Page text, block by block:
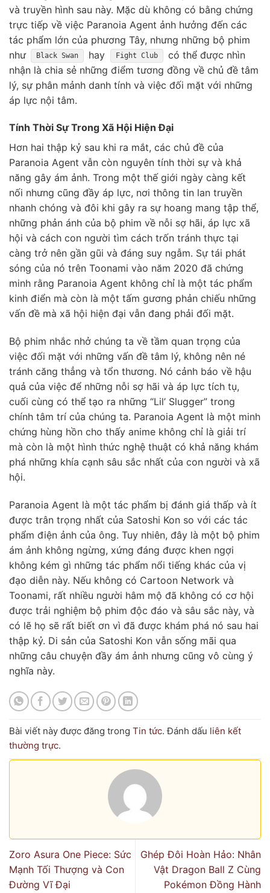
và truyền hình sau này. Mặc dù không có bằng chứng
trực tiếp về việc Paranoia Agent ảnh hưởng đến các
tác phẩm lớn của phương Tây, nhưng những bộ phim
như
Black Swan hay Fight Club
có thể được nhìn
nhận là chia sẻ những điểm tương đồng về chủ đề tâm
lý, sự phân mảnh danh tính và việc đối mặt với những
áp lực nội tâm.
Tính Thời Sự Trong Xã Hội Hiện Đại
Hơn hai thập kỷ sau khi ra mắt, các chủ đề của
Paranoia Agent vẫn còn nguyên tính thời sự và khả
năng gây ám ảnh. Trong một thế giới ngày càng kết
nối nhưng cũng đầy áp lực, nơi thông tin lan truyền
nhanh chóng và đôi khi gây ra sự hoang mang tập thể,
những phản ánh của bộ phim về nỗi sợ hãi, áp lực xã
hội và cách con người tìm cách trốn tránh thực tại
càng trở nên gần gũi và đáng suy ngẫm. Sự tái phát
sóng của nó trên Toonami vào năm 2020 đã chứng
minh rằng Paranoia Agent không chỉ là một tác phẩm
kinh điển mà còn là một tấm gương phản chiếu những
vấn đề mà xã hội hiện đại vẫn đang phải đối mặt.
Bộ phim nhắc nhở chúng ta về tầm quan trọng của
việc đối mặt với những vấn đề tâm lý, không nên né
tránh căng thẳng và tổn thương. Nó cảnh báo về hậu
quả của việc để những nỗi sợ hãi và áp lực tích tụ,
cuối cùng có thể tạo ra những “Lil’ Slugger” trong
chính tâm trí của chúng ta. Paranoia Agent là một minh
chứng hùng hồn cho thấy anime không chỉ là giải trí
mà còn là một hình thức nghệ thuật có khả năng khám
phá những khía cạnh sâu sắc nhất của con người và xã
hội.
Paranoia Agent là một tác phẩm bị đánh giá thấp và ít
được trân trọng nhất của Satoshi Kon so với các tác
phẩm điện ảnh của ông. Tuy nhiên, đây là một bộ phim
ám ảnh không ngừng, xứng đáng được khen ngợi
không kém gì những tác phẩm nổi tiếng khác của vị
đạo diễn này. Nếu không có Cartoon Network và
Toonami, rất nhiều người hâm mộ đã không có cơ hội
được trải nghiệm bộ phim độc đáo và sâu sắc này, và
có lẽ họ sẽ rất biết ơn vì đã được khám phá nó sau hai
thập kỷ. Di sản của Satoshi Kon vẫn sống mãi qua
những câu chuyện đầy ám ảnh nhưng cũng vô cùng ý
nghĩa này.
Bài viết này được đăng trong Tin tức. Đánh dấu liên kết
thường trực.
Zoro Asura One Piece: Sức
Mạnh Tối Thượng và Con
Đường Vĩ Đại
Ghép Đôi Hoàn Hảo: Nhân
Vật Dragon Ball Z Cùng
Pokémon Đồng Hành